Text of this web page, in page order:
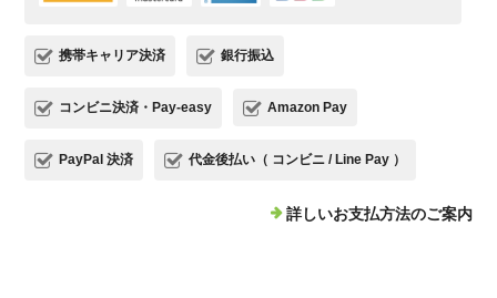
携帯キャリア決済 銀行振込
コンビニ決済・Pay-easy Amazon Pay
PayPal 決済 代金後払い（ コンビニ / Line Pay ）
詳しいお支払方法のご案内